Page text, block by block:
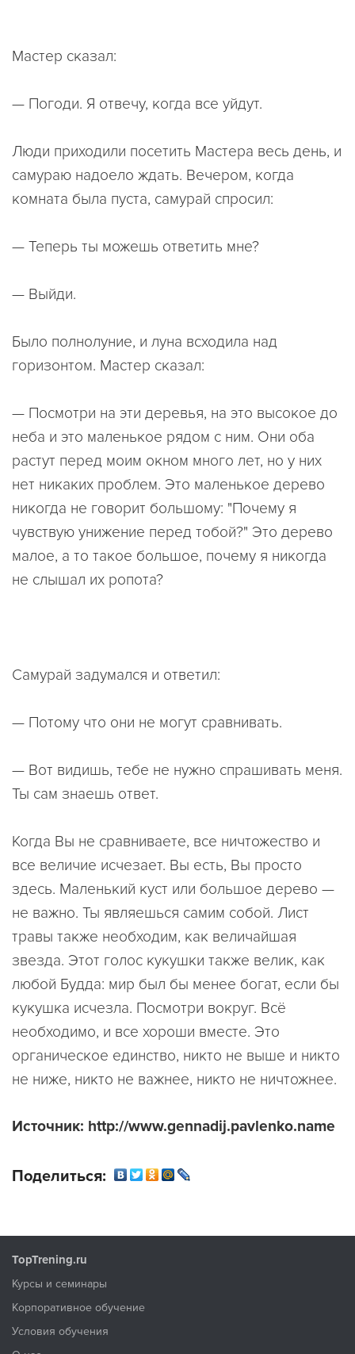
Мастер сказал:
— Погоди. Я отвечу, когда все уйдут.
Люди приходили посетить Мастера весь день, и
самураю надоело ждать. Вечером, когда
комната была пуста, самурай спросил:
— Теперь ты можешь ответить мне?
— Выйди.
Было полнолуние, и луна всходила над
горизонтом. Мастер сказал:
— Посмотри на эти деревья, на это высокое до
неба и это маленькое рядом с ним. Они оба
растут перед моим окном много лет, но у них
нет никаких проблем. Это маленькое дерево
никогда не говорит большому: "Почему я
чувствую унижение перед тобой?" Это дерево
малое, а то такое большое, почему я никогда
не слышал их ропота?
Самурай задумался и ответил:
— Потому что они не могут сравнивать.
— Вот видишь, тебе не нужно спрашивать меня.
Ты сам знаешь ответ.
Когда Вы не сравниваете, все ничтожество и
все величие исчезает. Вы есть, Вы просто
здесь. Маленький куст или большое дерево —
не важно. Ты являешься самим собой. Лист
травы также необходим, как величайшая
звезда. Этот голос кукушки также велик, как
любой Будда: мир был бы менее богат, если бы
кукушка исчезла. Посмотри вокруг. Всё
необходимо, и все хороши вместе. Это
органическое единство, никто не выше и никто
не ниже, никто не важнее, никто не ничтожнее.
Источник: http://www.gennadij.pavlenko.name
Поделиться:
TopTrening.ru
Курсы и семинары
Корпоративное обучение
Условия обучения